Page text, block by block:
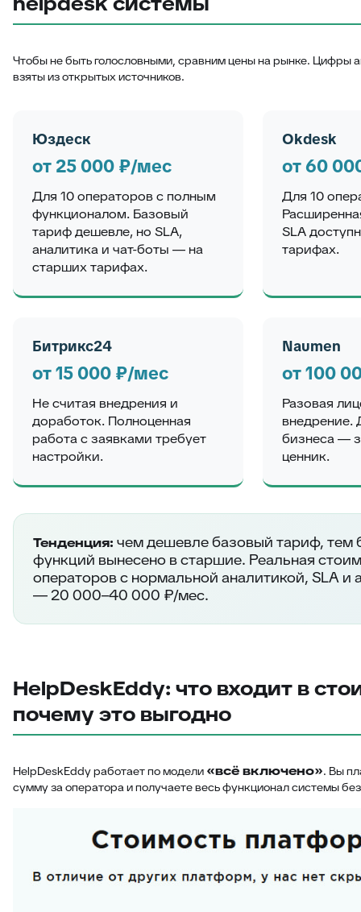
Чтобы не быть голословными, сравним цены на рынке. Цифры
взяты из открытых источников.
Юздеск
от 25 000 ₽/мес
Для 10 операторов с полным
функционалом. Базовый
тариф дешевле, но SLA,
аналитика и чат-боты — на
старших тарифах.
Okdesk
от 60
Для 10
SLA
тарифах.
Битрикс24
от 15 000 ₽/мес
Не считая внедрения и
доработок. Полноценная
работа с заявками требует
настройки.
Naumen
от 100
Разовая
внедрение.
бизнеса —
ценник.
Тенденция: чем дешевле базовый тариф, тем
функций вынесено в старшие. Реальная
операторов с нормальной аналитикой, SLA и
— 20 000–40 000 ₽/мес.
HelpDeskEddy: что входит в
почему это выгодно
HelpDeskEddy работает по модели «всё включено». Вы
сумму за оператора и получаете весь функционал системы